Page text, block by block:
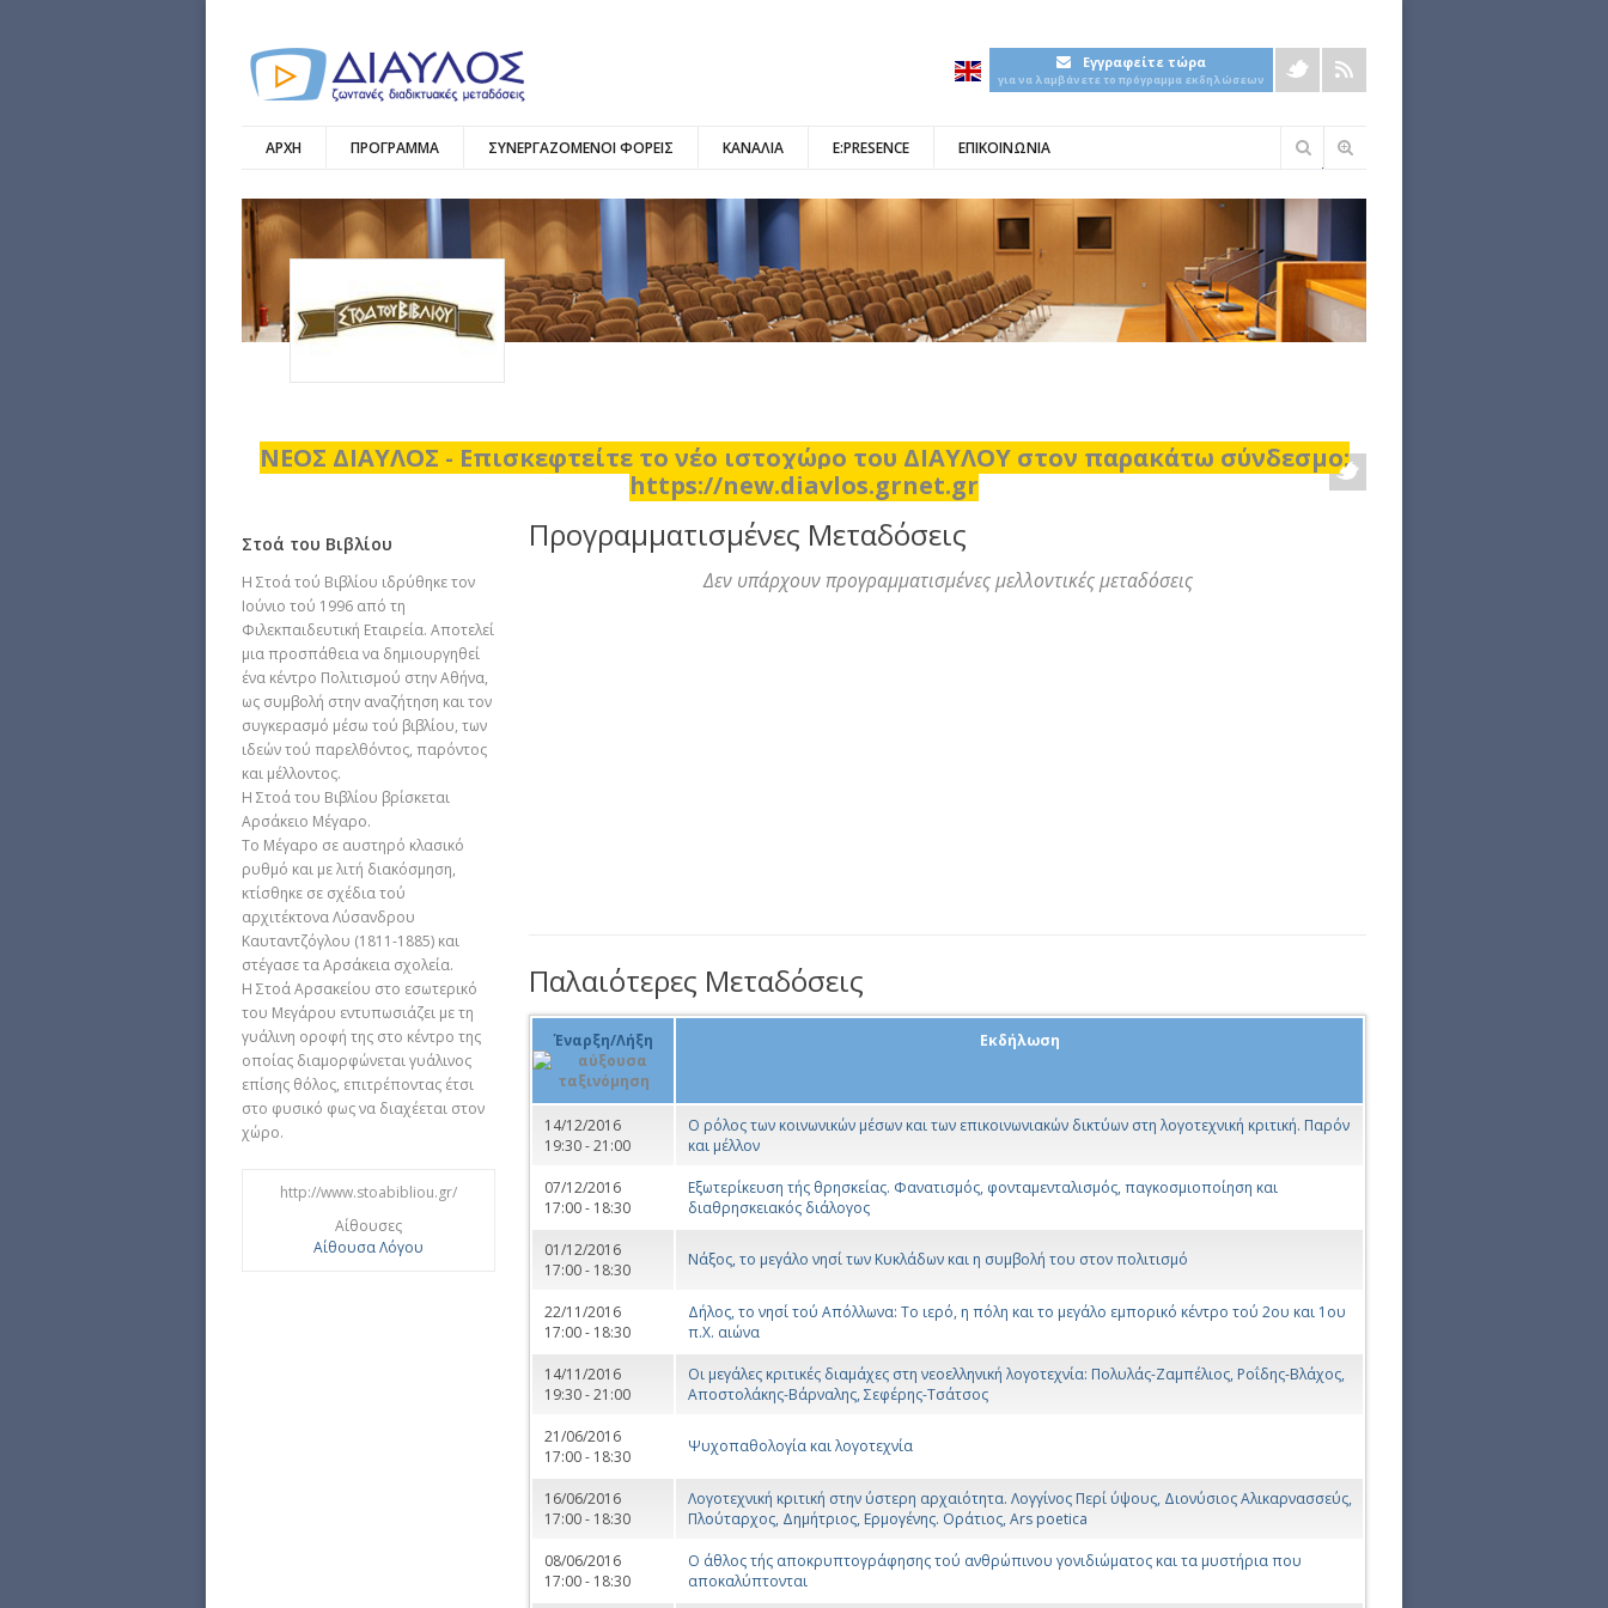
Εγγραφείτε τώρα
για να λαμβάνετε το πρόγραμμα εκδηλώσεων
ΑΡΧΗ ΠΡΟΓΡΑΜΜΑ ΣΥΝΕΡΓΑΖΟΜΕΝΟΙ ΦΟΡΕΙΣ ΚΑΝΑΛΙΑ E:PRESENCE ΕΠΙΚΟΙΝΩΝΙΑ
Φόρμα
ΝΕΟΣ ΔΙΑΥΛΟΣ - Επισκεφτείτε το νέο ιστοχώρο του ΔΙΑΥΛΟΥ στον παρακάτω σύνδεσμο:
https://new.diavlos.grnet.gr
Στοά του Βιβλίου
Η Στοά τού Βιβλίου ιδρύθηκε τον
Ιούνιο τού 1996 από τη
Φιλεκπαιδευτική Εταιρεία. Αποτελεί
μια προσπάθεια να δημιουργηθεί
ένα κέντρο Πολιτισμού στην Αθήνα,
ως συμβολή στην αναζήτηση και τον
συγκερασμό μέσω τού βιβλίου, των
ιδεών τού παρελθόντος, παρόντος
και μέλλοντος.
Η Στοά του Βιβλίου βρίσκεται
Αρσάκειο Μέγαρο.
Το Μέγαρο σε αυστηρό κλασικό
ρυθμό και με λιτή διακόσμηση,
κτίσθηκε σε σχέδια τού
αρχιτέκτονα Λύσανδρου
Καυταντζόγλου (1811-1885) και
στέγασε τα Αρσάκεια σχολεία.
Η Στοά Αρσακείου στο εσωτερικό
του Μεγάρου εντυπωσιάζει με τη
γυάλινη οροφή της στο κέντρο της
οποίας διαμορφώνεται γυάλινος
επίσης θόλος, επιτρέποντας έτσι
στο φυσικό φως να διαχέεται στον
χώρο.
http://www.stoabibliou.gr/
Αίθουσες
Αίθουσα Λόγου
Προγραμματισμένες Μεταδόσεις
Δεν υπάρχουν προγραμματισμένες μελλοντικές μεταδόσεις
Παλαιότερες Μεταδόσεις
Έναρξη/Λήξη Εκδήλωση
14/12/2016
19:30 - 21:00
Ο ρόλος των κοινωνικών μέσων και των επικοινωνιακών δικτύων στη λογοτεχνική κριτική. Παρόν
και μέλλον
07/12/2016
17:00 - 18:30
Εξωτερίκευση τής θρησκείας. Φανατισμός, φονταμενταλισμός, παγκοσμιοποίηση και
διαθρησκειακός διάλογος
01/12/2016
17:00 - 18:30
Νάξος, το μεγάλο νησί των Κυκλάδων και η συμβολή του στον πολιτισμό
22/11/2016
17:00 - 18:30
Δήλος, το νησί τού Απόλλωνα: Το ιερό, η πόλη και το μεγάλο εμπορικό κέντρο τού 2ου και 1ου
π.Χ. αιώνα
14/11/2016
19:30 - 21:00
Οι μεγάλες κριτικές διαμάχες στη νεοελληνική λογοτεχνία: Πολυλάς-Ζαμπέλιος, Ροΐδης-Βλάχος,
Αποστολάκης-Βάρναλης, Σεφέρης-Τσάτσος
21/06/2016
17:00 - 18:30
Ψυχοπαθολογία και λογοτεχνία
16/06/2016
17:00 - 18:30
Λογοτεχνική κριτική στην ύστερη αρχαιότητα. Λογγίνος Περί ύψους, Διονύσιος Αλικαρνασσεύς,
Πλούταρχος, Δημήτριος, Ερμογένης. Οράτιος, Ars poetica
08/06/2016
17:00 - 18:30
Ο άθλος τής αποκρυπτογράφησης τού ανθρώπινου γονιδιώματος και τα μυστήρια που
αποκαλύπτονται